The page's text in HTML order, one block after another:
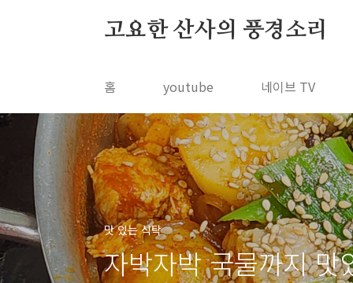
고요한 산사의 풍경소리
홈 youtube 네이브 TV
맛 있는 식탁
자박자박 국물까지 맛